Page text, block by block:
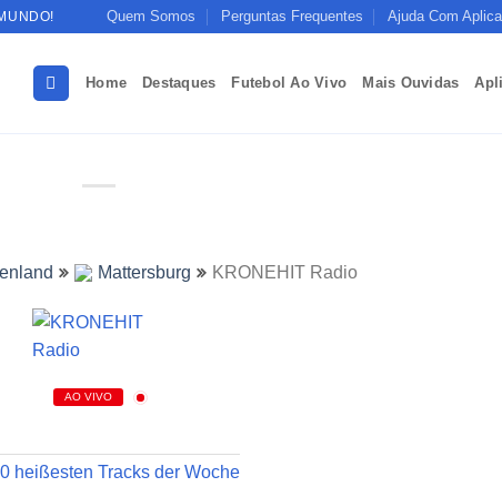
Quem Somos Perguntas Frequentes Ajuda Com
Home Destaques Futebol Ao Vivo Mais Ouvidas
Mattersburg KRONEHIT Radio
AO VIVO
heißesten Tracks der Woche